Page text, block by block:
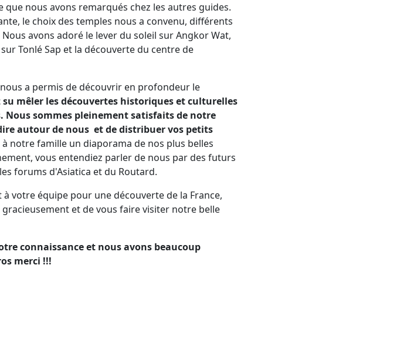
nous avons remarqués chez les autres guides.
le choix des temples nous a convenu, différents
avons adoré le lever du soleil sur Angkor Wat,
Tonlé Sap et la découverte du centre de
a permis de découvrir en profondeur le
su mêler les découvertes historiques et culturelles
Nous sommes pleinement satisfaits de notre
autour de nous et de distribuer vos petits
notre famille un diaporama de nos plus belles
vous entendiez parler de nous par des futurs
forums d'Asiatica et du Routard.
votre équipe pour une découverte de la France,
et de vous faire visiter notre belle
connaissance et nous avons beaucoup
merci !!!